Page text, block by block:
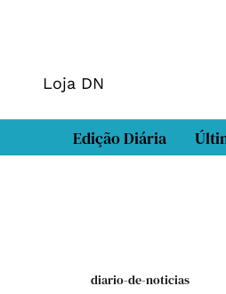
Loja DN
Edição Diária
diario-de-noticias